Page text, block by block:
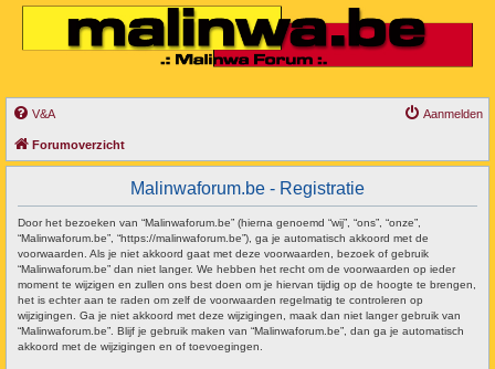
V&A Aanmelden
Forumoverzicht
Malinwaforum.be - Registratie
Door het bezoeken van “Malinwaforum.be” (hierna genoemd “wij”, “ons”, “onze”,
“Malinwaforum.be”, “https://malinwaforum.be”), ga je automatisch akkoord met de
voorwaarden. Als je niet akkoord gaat met deze voorwaarden, bezoek of gebruik
“Malinwaforum.be” dan niet langer. We hebben het recht om de voorwaarden op ieder
moment te wijzigen en zullen ons best doen om je hiervan tijdig op de hoogte te brengen,
het is echter aan te raden om zelf de voorwaarden regelmatig te controleren op
wijzigingen. Ga je niet akkoord met deze wijzigingen, maak dan niet langer gebruik van
“Malinwaforum.be”. Blijf je gebruik maken van “Malinwaforum.be”, dan ga je automatisch
akkoord met de wijzigingen en of toevoegingen.